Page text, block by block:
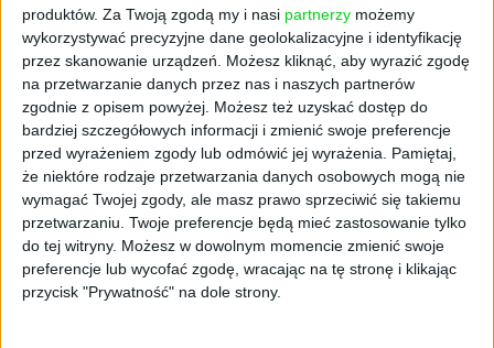
produktów. Za Twoją zgodą my i nasi partnerzy możemy
wykorzystywać precyzyjne dane geolokalizacyjne i identyfikację
przez skanowanie urządzeń. Możesz kliknąć, aby wyrazić zgodę
na przetwarzanie danych przez nas i naszych partnerów
zgodnie z opisem powyżej. Możesz też uzyskać dostęp do
bardziej szczegółowych informacji i zmienić swoje preferencje
przed wyrażeniem zgody lub odmówić jej wyrażenia.
Pamiętaj,
że niektóre rodzaje przetwarzania danych osobowych mogą nie
wymagać Twojej zgody, ale masz prawo sprzeciwić się takiemu
przetwarzaniu. Twoje preferencje będą mieć zastosowanie tylko
do tej witryny. Możesz w dowolnym momencie zmienić swoje
preferencje lub wycofać zgodę, wracając na tę stronę i klikając
przycisk "Prywatność" na dole strony.
Obuwie premium z Wadowic podbija
Europę. "Chcemy promować
tradycyjne szewstwo" [WYWIAD]
Kuba Dobroszek 20.05.2021